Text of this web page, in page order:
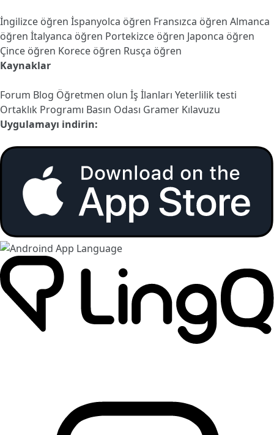
İngilizce öğren İspanyolca öğren Fransızca öğren Almanca
öğren İtalyanca öğren Portekizce öğren Japonca öğren
Çince öğren Korece öğren Rusça öğren
Kaynaklar
Forum Blog Öğretmen olun İş İlanları Yeterlilik testi
Ortaklık Programı Basın Odası Gramer Kılavuzu
Uygulamayı indirin: